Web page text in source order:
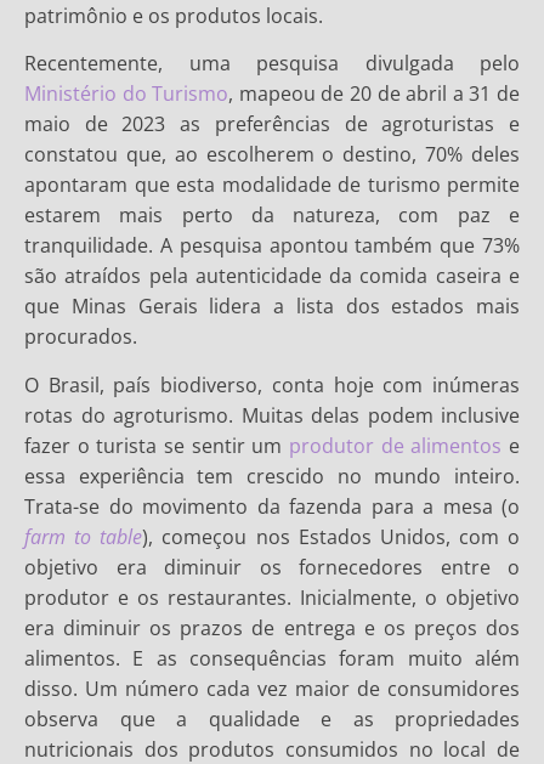
patrimônio e os produtos locais.
Recentemente, uma pesquisa divulgada pelo
Ministério do Turismo, mapeou de 20 de abril a 31 de
maio de 2023 as preferências de agroturistas e
constatou que, ao escolherem o destino, 70% deles
apontaram que esta modalidade de turismo permite
estarem mais perto da natureza, com paz e
tranquilidade. A pesquisa apontou também que 73%
são atraídos pela autenticidade da comida caseira e
que Minas Gerais lidera a lista dos estados mais
procurados.
O Brasil, país biodiverso, conta hoje com inúmeras
rotas do agroturismo. Muitas delas podem inclusive
fazer o turista se sentir um produtor de alimentos e
essa experiência tem crescido no mundo inteiro.
Trata-se do movimento da fazenda para a mesa (o
farm to table), começou nos Estados Unidos, com o
objetivo era diminuir os fornecedores entre o
produtor e os restaurantes. Inicialmente, o objetivo
era diminuir os prazos de entrega e os preços dos
alimentos. E as consequências foram muito além
disso. Um número cada vez maior de consumidores
observa que a qualidade e as propriedades
nutricionais dos produtos consumidos no local de